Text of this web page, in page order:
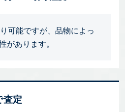
可能ですが、品物によっ
があります。
査定